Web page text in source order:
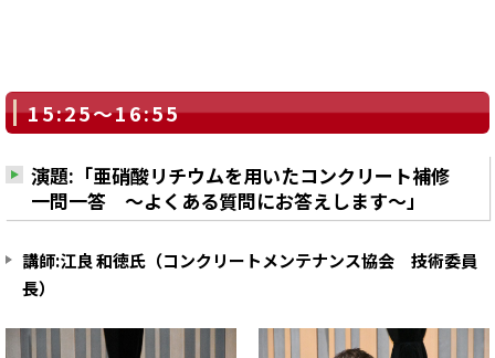
15:25～16:55
演題:「亜硝酸リチウムを用いたコンクリート補修
一問一答 ～よくある質問にお答えします～」
講師:江良 和徳氏（コンクリートメンテナンス協会 技術委員
長）